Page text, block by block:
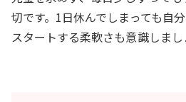
切です。1日休んでしまっても自
スタートする柔軟さも意識しまし